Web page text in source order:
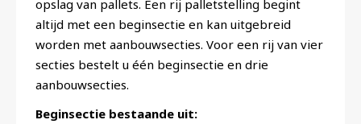
opslag van pallets. Een rij palletstelling begint
altijd met een beginsectie en kan uitgebreid
worden met aanbouwsecties. Voor een rij van vier
secties bestelt u één beginsectie en drie
aanbouwsecties.
Beginsectie bestaande uit: